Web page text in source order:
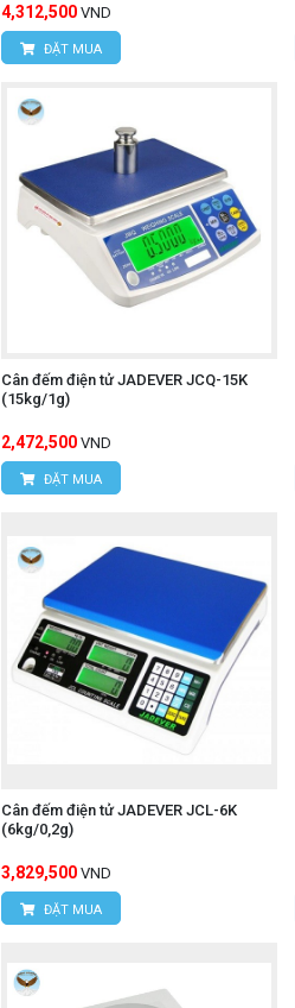
4,312,500 VND
ĐẶT MUA
Cân đếm điện tử JADEVER JCQ-15K
(15kg/1g)
2,472,500 VND
ĐẶT MUA
Cân đếm điện tử JADEVER JCL-6K
(6kg/0,2g)
3,829,500 VND
ĐẶT MUA